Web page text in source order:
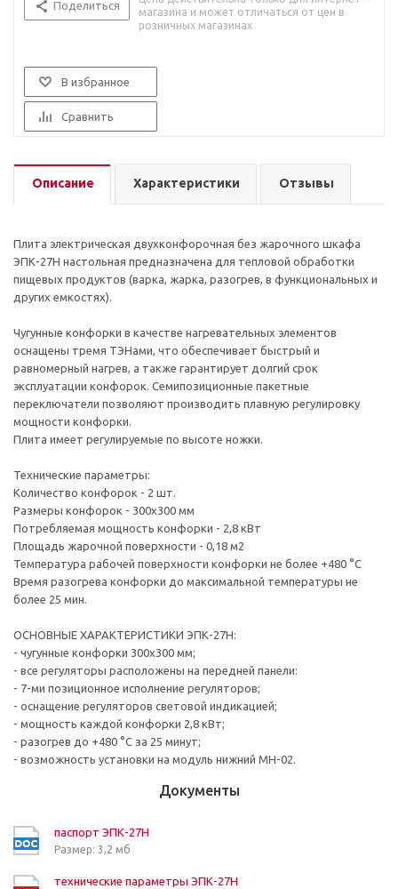
Поделиться
магазина и может отличаться от цен в
розничных магазинах
В избранное
Сравнить
Описание Характеристики Отзывы
Плита электрическая двухконфорочная без жарочного шкафа
ЭПК-27Н настольная предназначена для тепловой обработки
пищевых продуктов (варка, жарка, разогрев, в функциональных и
других емкостях).
Чугунные конфорки в качестве нагревательных элементов
оснащены тремя ТЭНами, что обеспечивает быстрый и
равномерный нагрев, а также гарантирует долгий срок
эксплуатации конфорок. Семипозиционные пакетные
переключатели позволяют производить плавную регулировку
мощности конфорки.
Плита имеет регулируемые по высоте ножки.
Технические параметры:
Количество конфорок - 2 шт.
Размеры конфорок - 300х300 мм
Потребляемая мощность конфорки - 2,8 кВт
Площадь жарочной поверхности - 0,18 м2
Температура рабочей поверхности конфорки не более +480 °C
Время разогрева конфорки до максимальной температуры не
более 25 мин.
ОСНОВНЫЕ ХАРАКТЕРИСТИКИ ЭПК-27Н:
- чугунные конфорки 300х300 мм;
- все регуляторы расположены на передней панели:
- 7-ми позиционное исполнение регуляторов;
- оснащение регуляторов световой индикацией;
- мощность каждой конфорки 2,8 кВт;
- разогрев до +480 °C за 25 минут;
- возможность установки на модуль нижний МН-02.
Документы
паспорт ЭПК-27Н
Размер: 3,2 мб
технические параметры ЭПК-27Н